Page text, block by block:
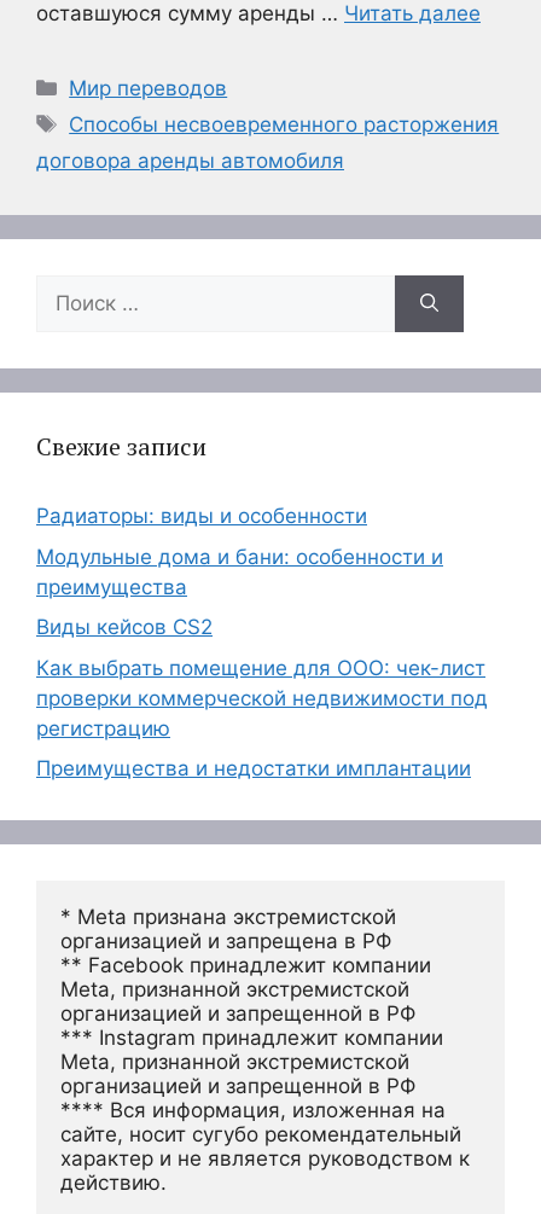
оставшуюся сумму аренды … Читать далее
Рубрики
Мир переводов
Метки
Способы несвоевременного расторжения
договора аренды автомобиля
Поиск:
Свежие записи
Радиаторы: виды и особенности
Модульные дома и бани: особенности и
преимущества
Виды кейсов CS2
Как выбрать помещение для ООО: чек-лист
проверки коммерческой недвижимости под
регистрацию
Преимущества и недостатки имплантации
* Meta признана экстремистской
организацией и запрещена в РФ
** Facebook принадлежит компании
Meta, признанной экстремистской
организацией и запрещенной в РФ
*** Instagram принадлежит компании
Meta, признанной экстремистской
организацией и запрещенной в РФ
**** Вся информация, изложенная на
сайте, носит сугубо рекомендательный
характер и не является руководством к
действию.